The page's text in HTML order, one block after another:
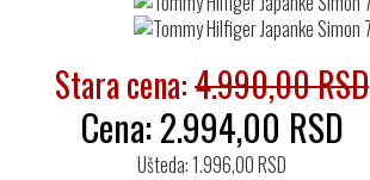
Stara cena:4.990,00 RSD
Cena:2.994,00 RSD
Ušteda: 1.996,00 RSD